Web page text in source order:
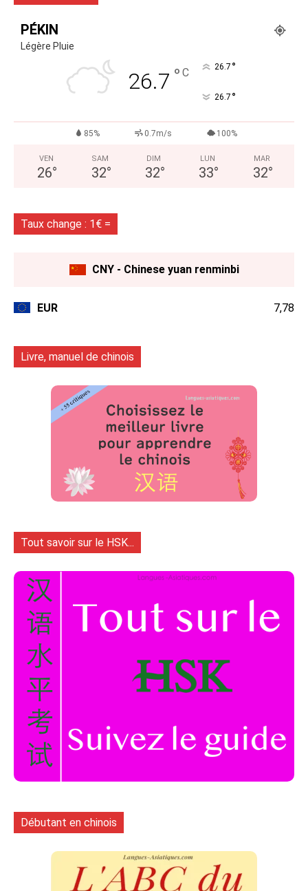
PÉKIN
Légère Pluie
26.7 ° C 26.7 °
26.7 °
85% 0.7m/s 100%
VEN
26°
SAM
32°
DIM
32°
LUN
33°
MAR
32°
Taux change : 1€ =
CNY - Chinese yuan renminbi
EUR 7,78
Livre, manuel de chinois
Tout savoir sur le HSK...
Débutant en chinois